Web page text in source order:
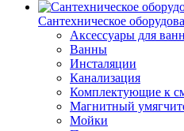
Сантехническое
Аксессуары для
Ванны
Инсталяции
Канализация
Комплектующие к
Магнитный
Мойки